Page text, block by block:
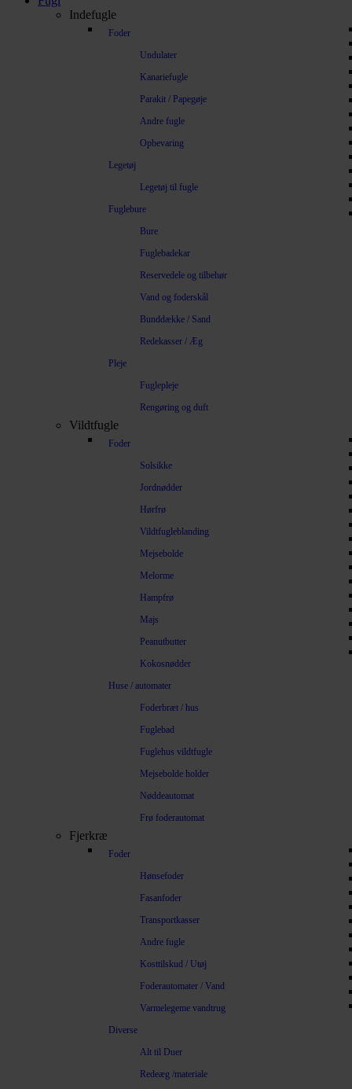
Indefugle
Foder
Undulater
Kanariefugle
Parakit / Papegøje
Andre fugle
Opbevaring
Legetøj
Legetøj til fugle
Fuglebure
Bure
Fuglebadekar
Reservedele og tilbehør
Vand og foderskål
Bunddække / Sand
Redekasser / Æg
Pleje
Fuglepleje
Rengøring og duft
Vildtfugle
Foder
Solsikke
Jordnødder
Hørfrø
Vildtfugleblanding
Mejsebolde
Melorme
Hampfrø
Majs
Peanutbutter
Kokosnødder
Huse / automater
Foderbræt / hus
Fuglebad
Fuglehus vildtfugle
Mejsebolde holder
Nøddeautomat
Frø foderautomat
Fjerkræ
Foder
Hønsefoder
Fasanfoder
Transportkasser
Andre fugle
Kosttilskud / Utøj
Foderautomater / Vand
Varmelegeme vandtrug
Diverse
Alt til Duer
Redeæg /materiale